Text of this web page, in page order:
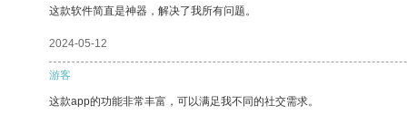
这款软件简直是神器，解决了我所有问题。
2024-05-12
游客
这款app的功能非常丰富，可以满足我不同的社交需求。